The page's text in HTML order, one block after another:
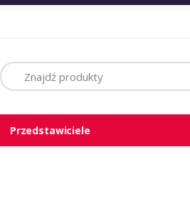
Szukaj
Przedstawiciele